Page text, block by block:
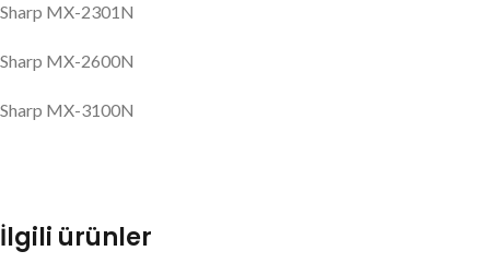
Sharp MX-2301N
Sharp MX-2600N
Sharp MX-3100N
İlgili ürünler